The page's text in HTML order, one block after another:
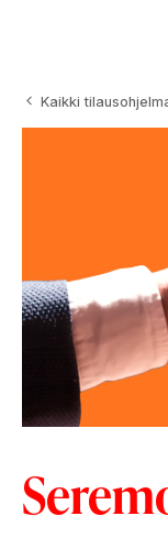
Kaikki